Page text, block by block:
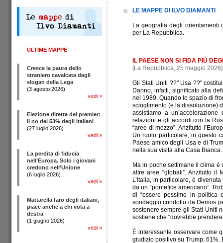
ULTIME MAPPE
Cresce la paura dello
straniero cavalcata dagli
slogan della Lega
(3 agosto 2026)
vedi »
Elezione diretta del premier:
il no del 53% degli italiani
(27 luglio 2026)
vedi »
La perdita di fiducia
nell’Europa. Solo i giovani
credono nell’Unione
(6 luglio 2026)
vedi »
Mattarella faro degli italiani,
piace anche a chi vota a
destra
(1 giugno 2026)
vedi »
LE MAPPE DI ILVO DIAMANTI
La geografia degli
per La Repubblica.
IL PAESE NON SI FIDA PIÙ
[La Repubblica, 25 maggio 2026]
Gli Stati Uniti ??" Usa ??"
Danno, infatti, significato alla
nel 1989. Quando lo spazio di
scioglimento (e la dissoluzione)
assistiamo a
relazioni e gli accordi con la
“aree di mezzo”. Anzitutto
Un ruolo particolare, in questo
Paese amico degli Usa e di
nella sua visita alla Casa Bianca.
Ma in poche settimane il clima
altre aree “globali”. Anzitutto il
L’Italia, in particolare, è
da un “pontefice americano”.
di “essere pessimo in politica
sondaggio condotto da Demos
sostenere sempre gli Stati Uniti
sostiene che “dovrebbe
È interessante osservare come
giudizio positivo su Trump: